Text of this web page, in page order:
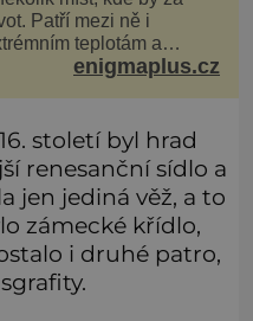
Patří mezi ně i
teplotám a
mohla ukrývat
enigmaplus.cz
století byl hrad
renesanční sídlo a
jen jediná věž, a to
zámecké křídlo,
i druhé patro,